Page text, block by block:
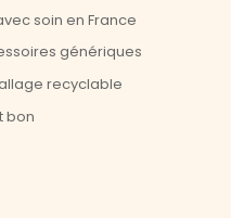
soin en France
génériques
recyclable
bon